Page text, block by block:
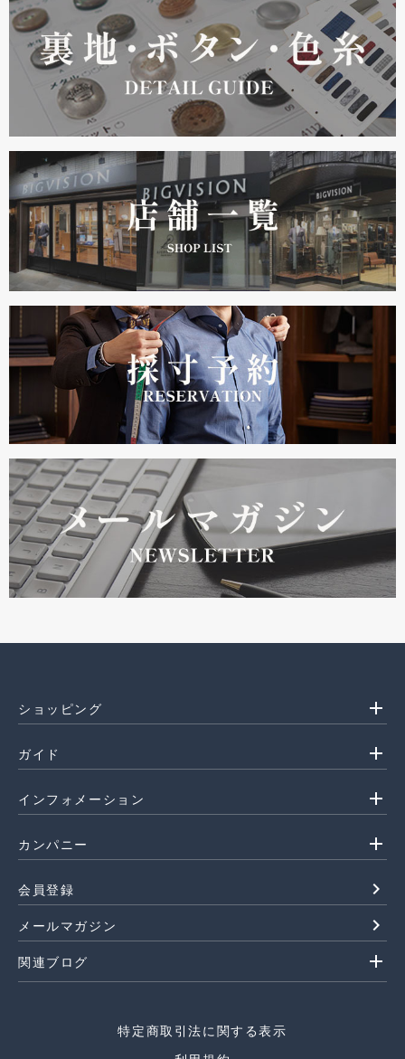
ショッピング add
ガイド add
インフォメーション add
カンパニー add
会員登録 navigate_next
メールマガジン navigate_next
関連ブログ add
特定商取引法に関する表示